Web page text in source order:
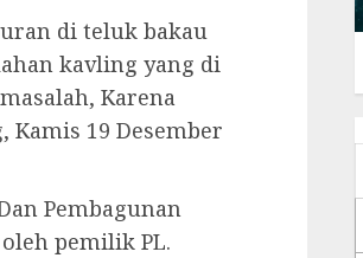
di teluk bakau
kavling yang di
Karena
19 Desember
Pembagunan
pemilik PL.